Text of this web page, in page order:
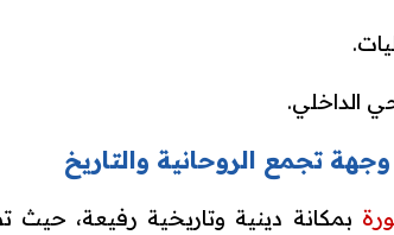
الداخلي.
وجهة تجمع الروحانية والتاريخ
بمكانة دينية وتاريخية رفيعة، حيث